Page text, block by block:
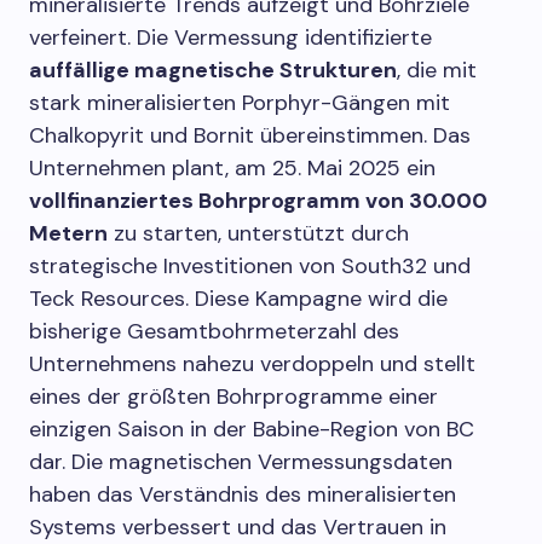
verfeinert. Die Vermessung identifizierte
auffällige magnetische Strukturen, die mit
stark mineralisierten Porphyr-Gängen mit
Chalkopyrit und Bornit übereinstimmen. Das
Unternehmen plant, am 25. Mai 2025 ein
vollfinanziertes Bohrprogramm von 30.000
Metern zu starten, unterstützt durch
strategische Investitionen von South32 und
Teck Resources. Diese Kampagne wird die
bisherige Gesamtbohrmeterzahl des
Unternehmens nahezu verdoppeln und stellt
eines der größten Bohrprogramme einer
einzigen Saison in der Babine-Region von BC
dar. Die magnetischen Vermessungsdaten
haben das Verständnis des mineralisierten
Systems verbessert und das Vertrauen in